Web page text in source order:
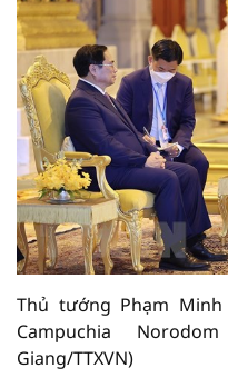
Thủ tướng Phạm
Campuchia
Giang/TTXVN)